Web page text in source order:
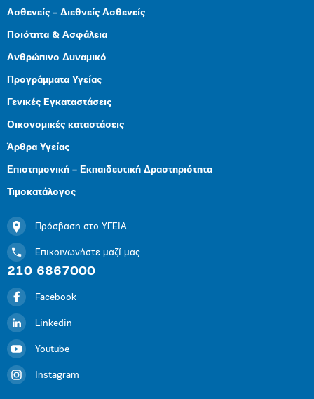
Ασθενείς – Διεθνείς Ασθενείς
Ποιότητα & Ασφάλεια
Ανθρώπινο Δυναμικό
Προγράμματα Υγείας
Γενικές Εγκαταστάσεις
Οικονομικές καταστάσεις
Άρθρα Υγείας
Επιστημονική – Εκπαιδευτική Δραστηριότητα
Τιμοκατάλογος
Πρόσβαση στο ΥΓΕΙΑ
Επικοινωνήστε μαζί μας
210 6867000
Facebook
Linkedin
Youtube
Instagram